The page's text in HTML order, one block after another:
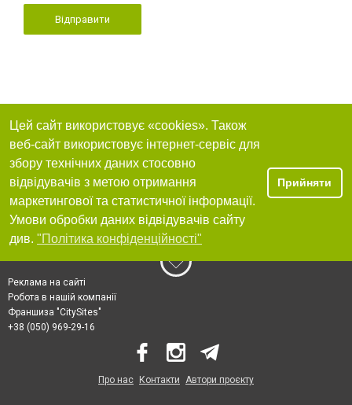
Відправити
Цей сайт використовує «cookies». Також
веб-сайт використовує інтернет-сервіс для
збору технічних даних стосовно
відвідувачів з метою отримання
маркетингової та статистичної інформації.
Умови обробки даних відвідувачів сайту
див. "Політика конфіденційності"
Прийняти
Реклама на сайті
Робота в нашій компанії
Франшиза "CitySites"
+38 (050) 969-29-16
Про нас Контакти Автори проєкту